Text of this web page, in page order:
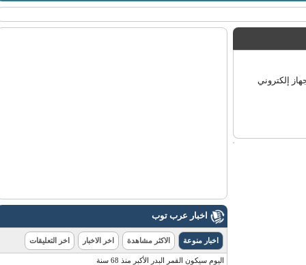
إلكتروني
اخبار عرب توب
اخبار منوعة الاكثر مشاهدة اخر الاخبار اخر التعليقات
اليوم سيكون القمر البدر الأكبر منذ 68 سنة